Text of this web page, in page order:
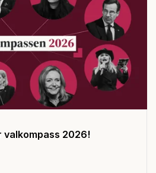
valkompass 2026!